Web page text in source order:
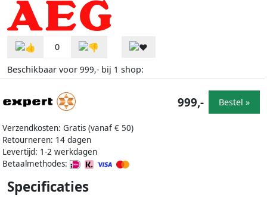
0
Beschikbaar voor 999,- bij 1 shop:
Verzendkosten: Gratis (vanaf € 50)
Retourneren: 14 dagen
Levertijd: 1-2 werkdagen
Betaalmethodes:
999,- Bestel »
Specificaties